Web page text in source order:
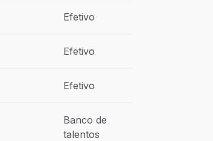
Efetivo
Efetivo
Efetivo
Banco de
talentos